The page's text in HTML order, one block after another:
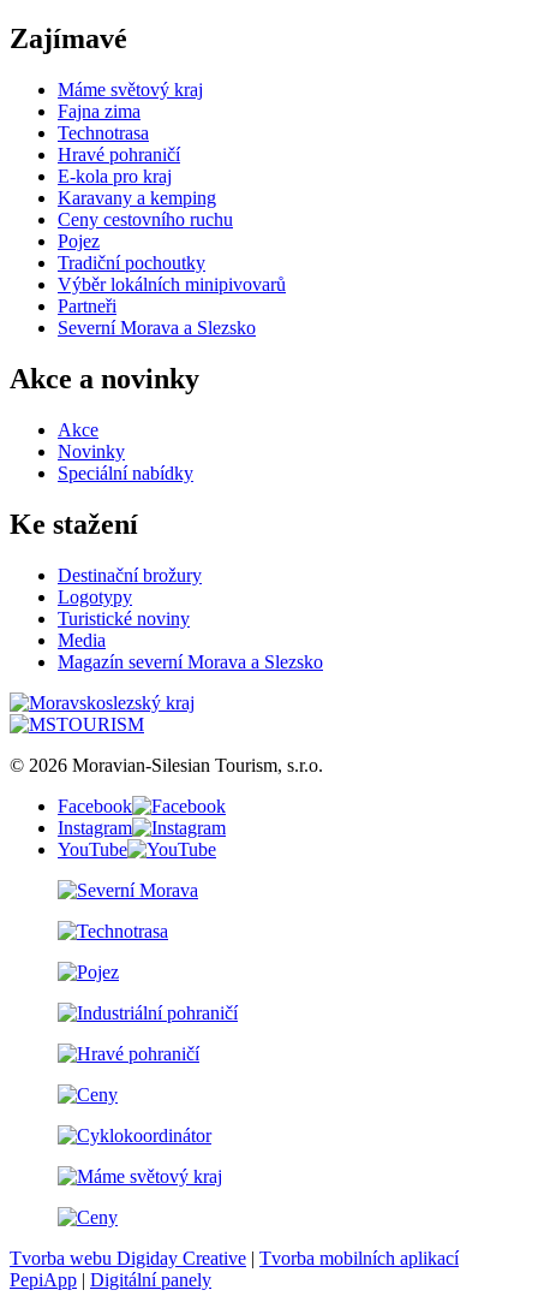
Zajímavé
Máme světový kraj
Fajna zima
Technotrasa
Hravé pohraničí
E-kola pro kraj
Karavany a kemping
Ceny cestovního ruchu
Pojez
Tradiční pochoutky
Výběr lokálních minipivovarů
Partneři
Severní Morava a Slezsko
Akce a novinky
Akce
Novinky
Speciální nabídky
Ke stažení
Destinační brožury
Logotypy
Turistické noviny
Media
Magazín severní Morava a Slezsko
© 2026 Moravian-Silesian Tourism, s.r.o.
Facebook
Instagram
YouTube
Tvorba webu Digiday Creative | Tvorba mobilních aplikací
PepiApp | Digitální panely